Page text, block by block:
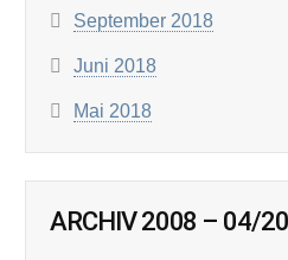
September 2018
Juni 2018
Mai 2018
ARCHIV 2008 – 04/